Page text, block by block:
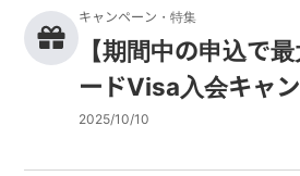
キャンペーン・特集
【期間中の申込で
ードVisa入会キャ
2025/10/10